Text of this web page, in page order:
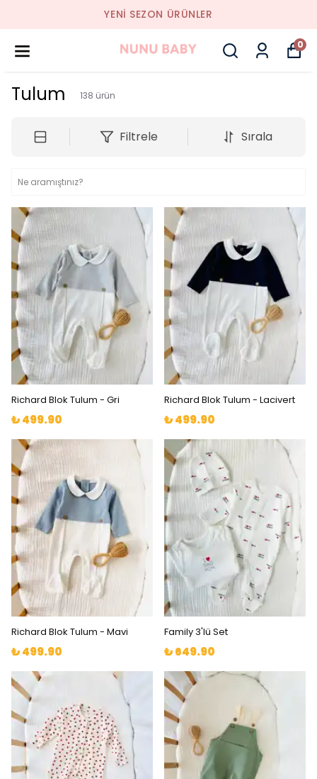
2000₺ ÜZERI KARGO
0
Tulum 138 ürün
Filtrele Sırala
Richard Blok Tulum - Gri
₺ 499.90
Richard Blok Tulum - Lacivert
₺ 499.90
Richard Blok Tulum - Mavi
₺ 499.90
Family 3'lü Set
₺ 649.90